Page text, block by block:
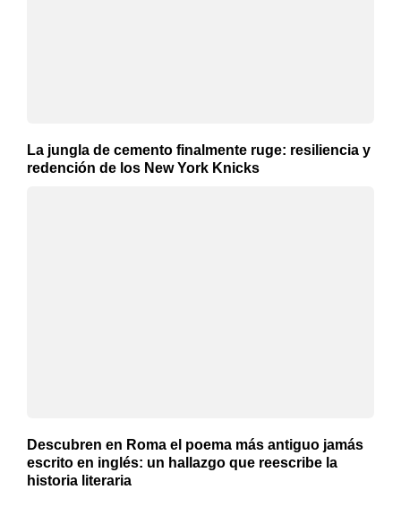
La jungla de cemento finalmente ruge: resiliencia y
redención de los New York Knicks
Descubren en Roma el poema más antiguo jamás
escrito en inglés: un hallazgo que reescribe la
historia literaria